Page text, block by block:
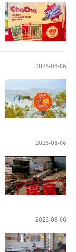
2026-08-06
2026-08-06
2026-08-06